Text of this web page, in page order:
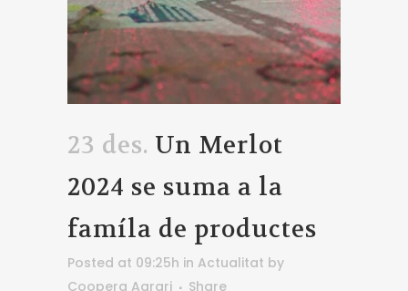
23 des. Un Merlot
2024 se suma a la
famíla de productes
Posted at 09:25h in Actualitat by
Coopera Agrari
Share